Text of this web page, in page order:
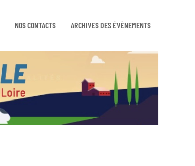
NOS CONTACTS ARCHIVES DES ÉVÈNEMENTS